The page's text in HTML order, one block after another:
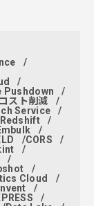
Pushdown
スト削減
Service
Redshift
CORS
Cloud